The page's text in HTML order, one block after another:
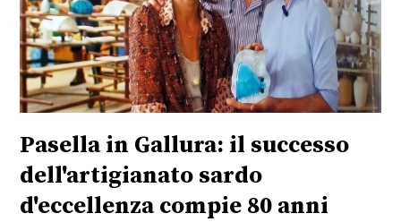
Pasella in Gallura: il successo
dell'artigianato sardo
d'eccellenza compie 80 anni